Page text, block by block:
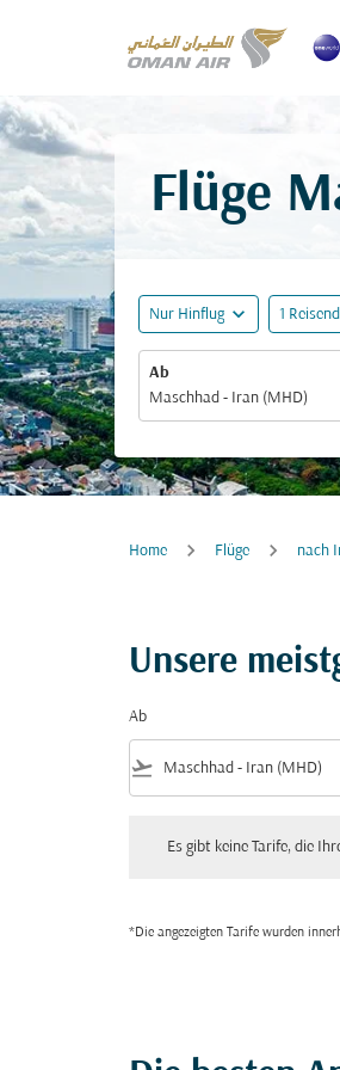
Flüge
Nur Hinflug expand_more 1
Ab
Home Flüge nach
Unsere
Ab
flight_takeoff
Es gibt keine Tarife, die
*Die angezeigten Tarife wurden